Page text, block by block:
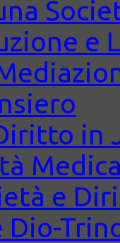
e
in
e
Dio-